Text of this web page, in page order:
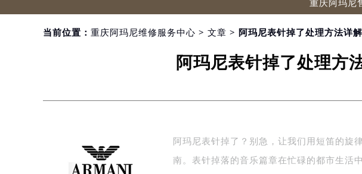
重庆阿玛尼
当前位置： 重庆阿玛尼维修服务中心 > 文章 > 阿玛尼表针掉了处理方法详
阿玛尼表针掉了处理方
阿玛尼表针掉了？别急，让我们用短笛的旋
南。表针掉落的音乐篇章在忙碌的都市生活